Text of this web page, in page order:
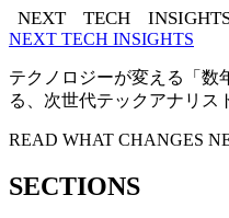
NEXT TECH
NEXT TECH INSIGHTS
テクノロジーが変える「数
る、次世代テックアナリス
READ WHAT CHANGES
SECTIONS